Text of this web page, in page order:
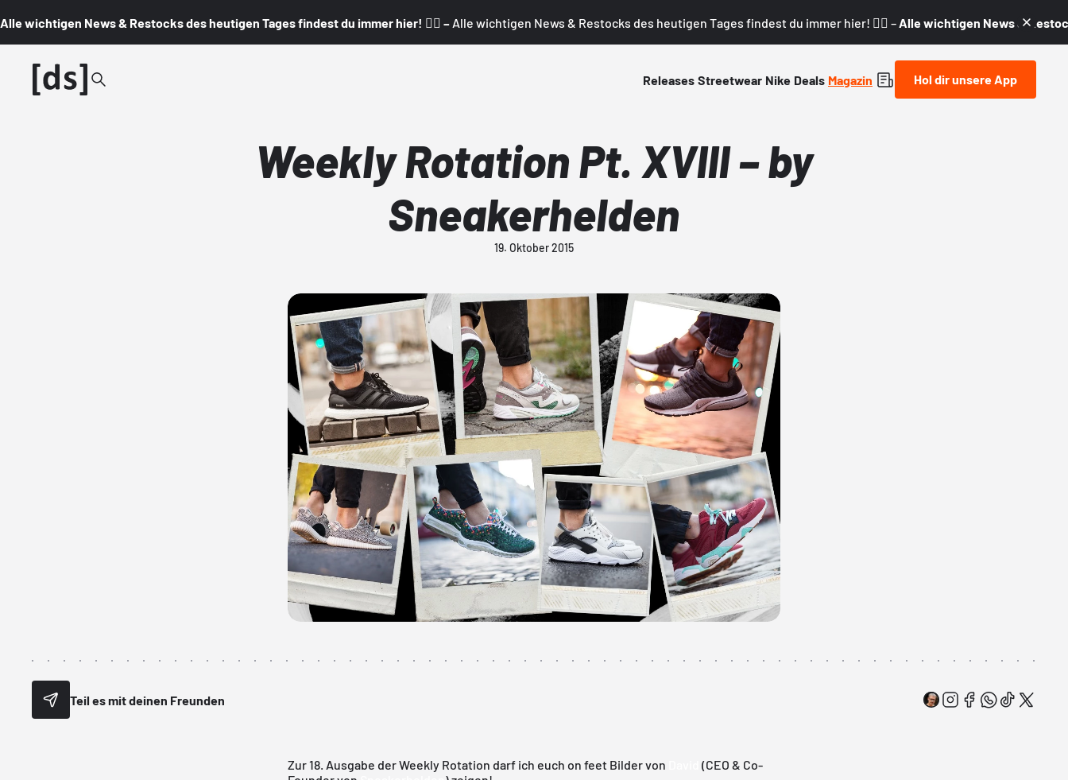
Alle wichtigen News & Restocks des heutigen Tages findest du immer hier! 👇🏼 – Alle wichtigen News & Restocks des heutigen Tages findest du immer hier! 👇🏼 – Alle wichtigen News &
Releases Streetwear Nike Deals Magazin Hol dir unsere App
Weekly Rotation Pt. XVIII – by
Sneakerhelden
19. Oktober 2015
Teil es mit deinen Freunden
Zur 18. Ausgabe der Weekly Rotation darf ich euch on feet Bilder von
(CEO & Co-